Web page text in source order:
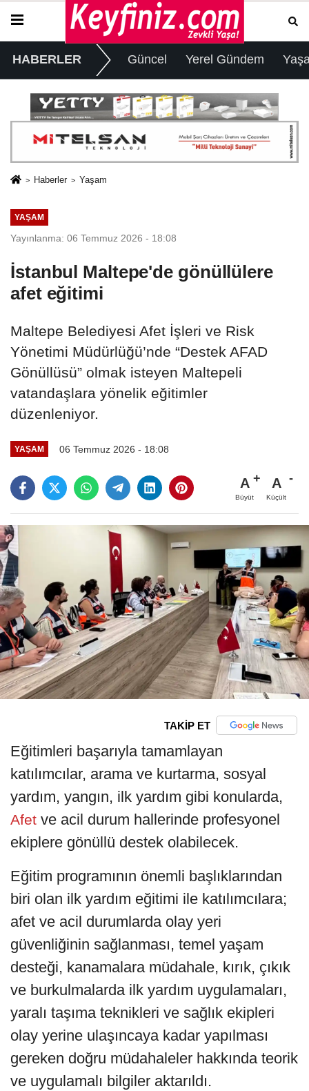
HABERLER Güncel Yerel Gündem
Haberler Yaşam
YAŞAM
Yayınlanma: 06 Temmuz 2026 - 18:08
İstanbul Maltepe'de gönüllülere
afet eğitimi
Maltepe Belediyesi Afet İşleri ve Risk
Yönetimi Müdürlüğü’nde “Destek AFAD
Gönüllüsü” olmak isteyen Maltepeli
vatandaşlara yönelik eğitimler
düzenleniyor.
YAŞAM 06 Temmuz 2026 - 18:08
A
Büyüt
A
Küçült
TAKİP ET
Eğitimleri başarıyla tamamlayan
katılımcılar, arama ve kurtarma, sosyal
yardım, yangın, ilk yardım gibi konularda,
Afet ve acil durum hallerinde profesyonel
ekiplere gönüllü destek olabilecek.
Eğitim programının önemli başlıklarından
biri olan ilk yardım eğitimi ile katılımcılara;
afet ve acil durumlarda olay yeri
güvenliğinin sağlanması, temel yaşam
desteği, kanamalara müdahale, kırık, çıkık
ve burkulmalarda ilk yardım uygulamaları,
yaralı taşıma teknikleri ve sağlık ekipleri
olay yerine ulaşıncaya kadar yapılması
gereken doğru müdahaleler hakkında teorik
ve uygulamalı bilgiler aktarıldı.